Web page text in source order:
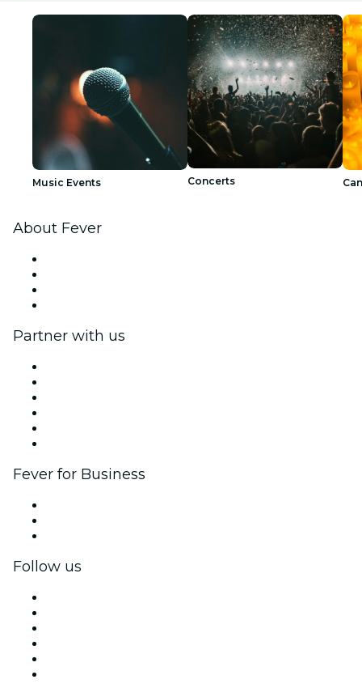
Music Events Concerts
About Fever
Partner with us
Fever for Business
Follow us